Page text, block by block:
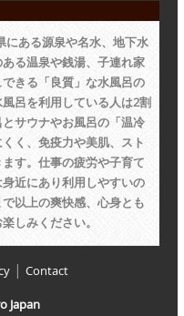
にある源泉や名水、地下水
る温泉や銭湯、子連れ家
きる「良質」な水風呂の
呂を利用している人は2割
サウナやお風呂の「温冷
く、免疫力や美肌、スト
す。仕事の疲労や子育て
近にあり利用しやすいの
以上の爽快感、心身とも
しみください。
| Contact
Japan